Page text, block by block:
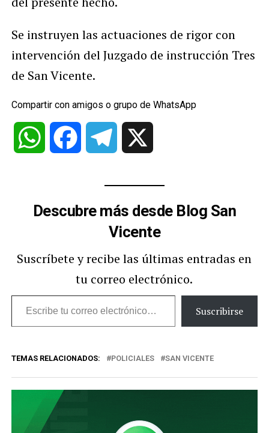
Se instruyen las actuaciones de rigor con
intervención del Juzgado de instrucción Tres
de San Vicente.
Compartir con amigos o grupo de WhatsApp
WhatsApp Facebook Telegram
Descubre más desde Blog San
Vicente
Suscríbete y recibe las últimas entradas en
tu correo electrónico.
Escribe
tu
electrónico…
Suscribirse
TEMAS RELACIONADOS: POLICIALES SAN VICENTE